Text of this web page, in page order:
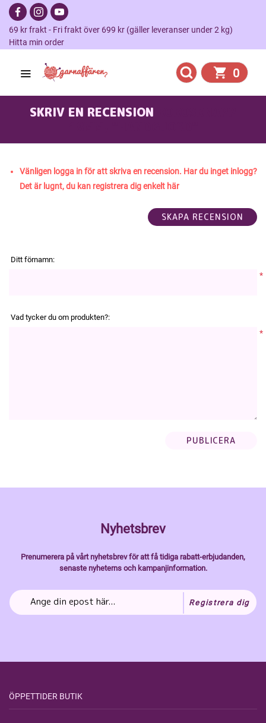
69 kr frakt - Fri frakt över 699 kr (gäller leveranser under 2 kg)
Hitta min order
0
SKRIV EN RECENSION
Vänligen logga in för att skriva en recension. Har du inget inlogg?
Det är lugnt, du kan registrera dig enkelt här
Ditt förnamn:
*
Vad tycker du om produkten?:
*
Nyhetsbrev
Prenumerera på vårt nyhetsbrev för att få tidiga rabatt-erbjudanden,
senaste nyheterns och kampanjinformation.
Registrera dig
ÖPPETTIDER BUTIK